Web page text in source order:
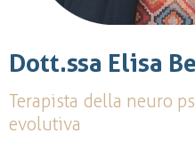
Dott.ssa Elisa
Terapista della neuro
evolutiva